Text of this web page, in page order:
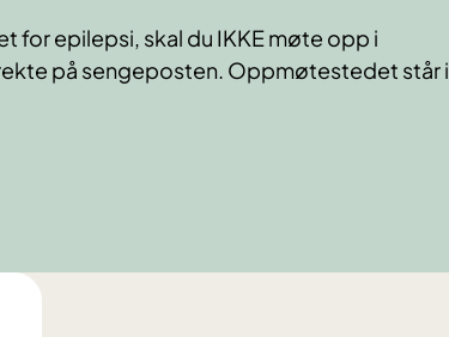
for epilepsi, skal du IKKE møte opp i
på sengeposten. Oppmøtestedet står i